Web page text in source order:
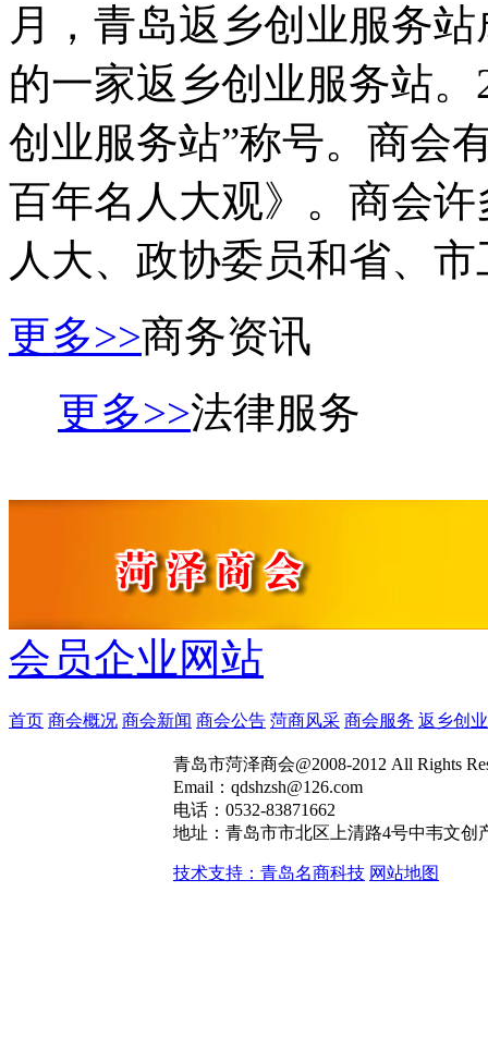
月，青岛返乡创业服务
的一家返乡创业服务站
创业服务站”称号。商会
百年名人大观》。商会
人大、政协委员和省、
更多>>商务资讯
更多>>法律服务
会员企业网站
首页 商会概况 商会新闻 商会公告 菏商风采 商会服务 返乡创业
青岛市菏泽商会@2008-2012 All Rights
Email：qdshzsh@126.com
电话：0532-83871662
地址：青岛市市北区上清路4号中韦文创
技术支持：青岛名商科技 网站地图